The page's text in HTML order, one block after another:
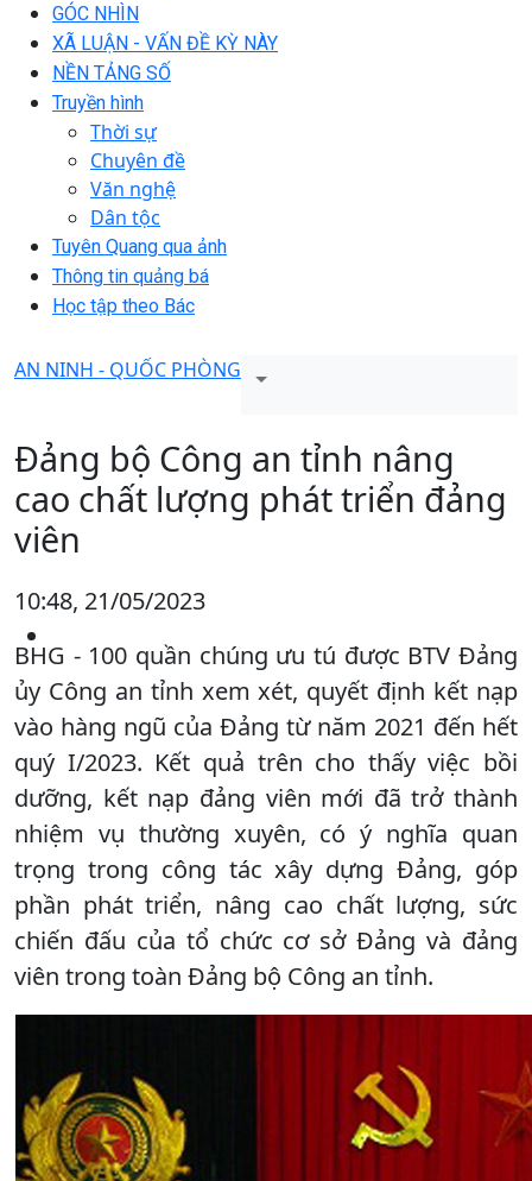
GÓC NHÌN
XÃ LUẬN - VẤN ĐỀ KỲ NÀY
NỀN TẢNG SỐ
Truyền hình
Thời sự
Chuyên đề
Văn nghệ
Dân tộc
Tuyên Quang qua ảnh
Thông tin quảng bá
Học tập theo Bác
AN NINH - QUỐC PHÒNG
Đảng bộ Công an tỉnh nâng
cao chất lượng phát triển đảng
viên
10:48, 21/05/2023
BHG - 100 quần chúng ưu tú được BTV Đảng
ủy Công an tỉnh xem xét, quyết định kết nạp
vào hàng ngũ của Đảng từ năm 2021 đến hết
quý I/2023. Kết quả trên cho thấy việc bồi
dưỡng, kết nạp đảng viên mới đã trở thành
nhiệm vụ thường xuyên, có ý nghĩa quan
trọng trong công tác xây dựng Đảng, góp
phần phát triển, nâng cao chất lượng, sức
chiến đấu của tổ chức cơ sở Đảng và đảng
viên trong toàn Đảng bộ Công an tỉnh.